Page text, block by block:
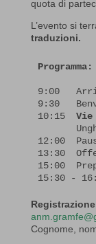
quota di
L’evento si
traduzioni.
Programma:
9:00
9:30
10:15
12:00
13:30
15:00
15:30 -
Cognome,